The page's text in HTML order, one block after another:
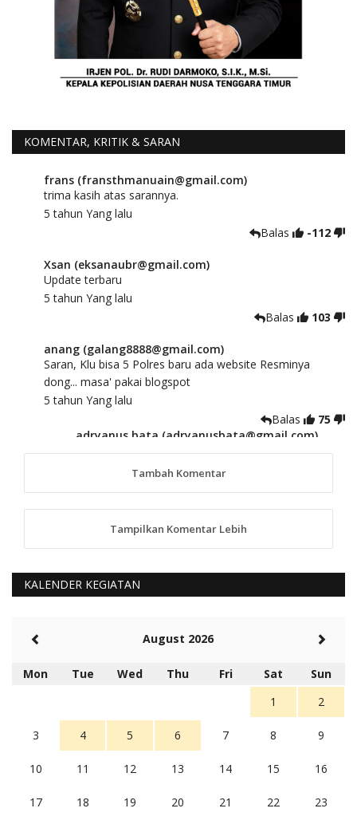
KOMENTAR, KRITIK & SARAN
frans (fransthmanuain@gmail.com)
trima kasih atas sarannya.
5 tahun Yang lalu
Balas
-112
Xsan (eksanaubr@gmail.com)
Update terbaru
5 tahun Yang lalu
Balas
103
anang (galang8888@gmail.com)
Saran, Klu bisa 5 Polres baru ada website Resminya
dong... masa' pakai blogspot
5 tahun Yang lalu
Balas
75
adryanus bata (adryanusbata@gmail.com)
TKS atas saran dan masukannya, akan kami
tindaklanjuti
anggy (anakkaos@gmail.com)
Kami perantu bisa baca langsung terkait Pilkada Sumba
5 tahun Yang lalu
Rambu (rambu03@gmail.com)
Berita Polres Sumba Barat Mantap
5 tahun Yang lalu
Balas
16
Tambah Komentar
Tampilkan Komentar Lebih
KALENDER KEGIATAN
August 2026
Mon Tue Wed Thu Fri Sat
Sun
1
2
3 4 5 6 7 8 9
10 11 12 13 14 15 16
17 18 19 20 21 22 23